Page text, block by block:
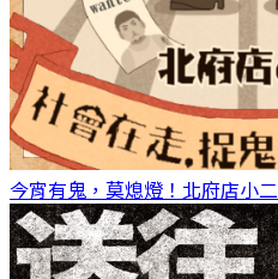
今宵有鬼，莫熄燈！ 北府店小二